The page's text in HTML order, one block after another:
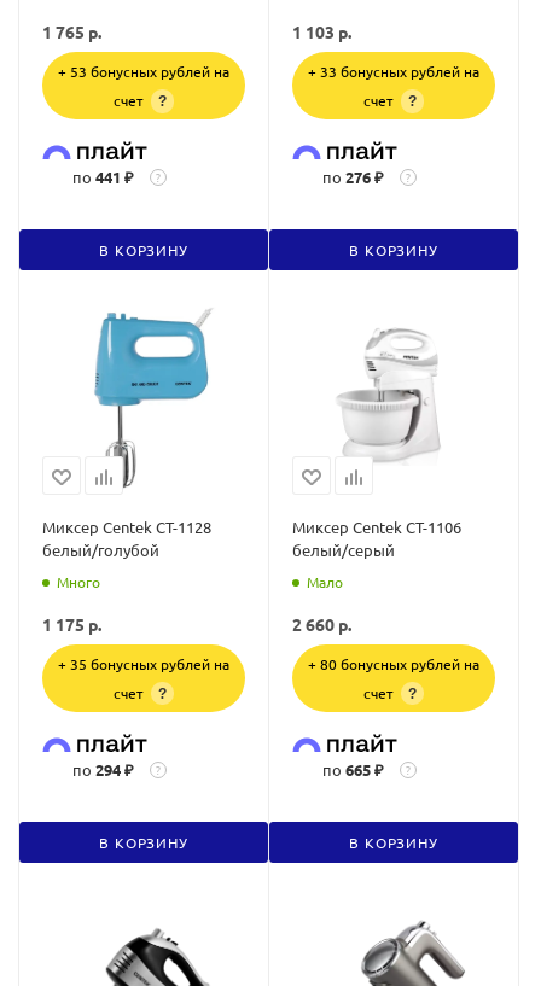
1 765 р.
+ 53 бонусных рублей на
счет
?
по 441 ₽ ?
В КОРЗИНУ
1 103 р.
+ 33 бонусных рублей на
счет
?
по 276 ₽ ?
В КОРЗИНУ
Миксер Centek CT-1128
белый/голубой
Много
1 175 р.
+ 35 бонусных рублей на
счет
?
по 294 ₽ ?
В КОРЗИНУ
Миксер Centek CT-1106
белый/серый
Мало
2 660 р.
+ 80 бонусных рублей на
счет
?
по 665 ₽ ?
В КОРЗИНУ